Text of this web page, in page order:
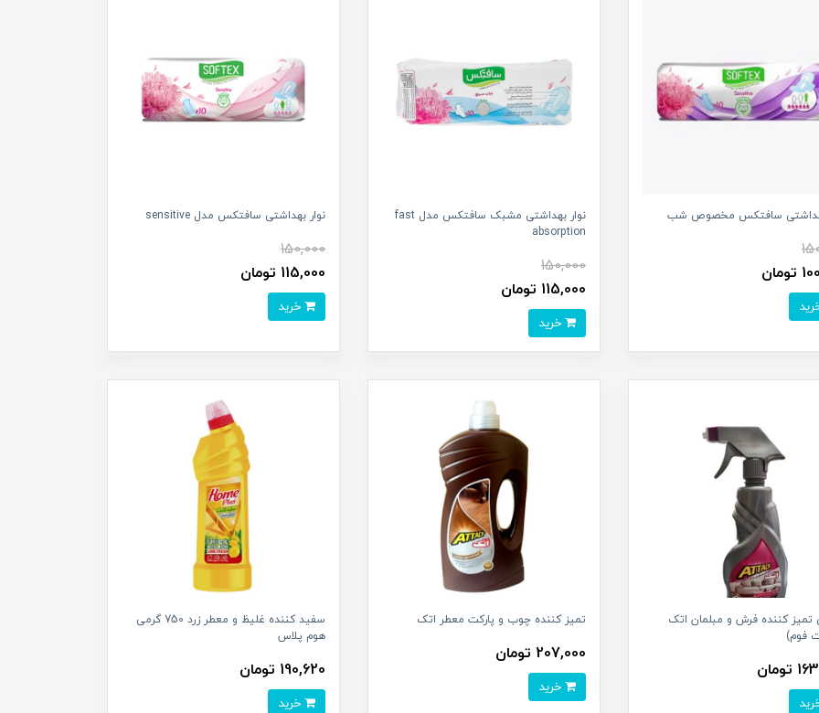
بهداشتی سافتکس مخصوص شب
نوار بهداشتی مشبک سافتکس مدل fast
absorption
150,000
115,000 تومان
خرید
نوار بهداشتی سافتکس مدل sensitive
150,000
115,000 تومان
خرید
تمیز کننده فرش و مبلمان اتک
فوم)
تمیز کننده چوب و پارکت معطر اتک
207,000 تومان
خرید
سفید کننده غلیظ و معطر زرد 750 گرمی
هوم پلاس
190,620 تومان
خرید